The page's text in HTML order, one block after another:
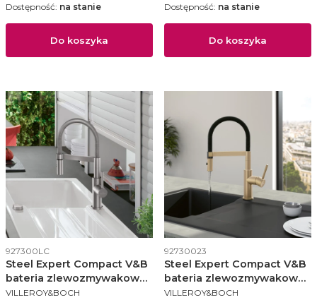
Do koszyka
Dostępność: na stanie
Do koszyka
Dostępność: na stanie
Kod produktu
927300LC
Steel Expert Compact V&B
bateria zlewozmywakowa
stal szczotkowana
PRODUCENT
VILLEROY&BOCH
Kod produktu
92730023
Steel Expert Compact V&B
bateria zlewozmywakowa
złoty/czarny mat -
PRODUCENT
VILLEROY&BOCH